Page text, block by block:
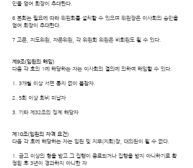
인을 얻어 회장이 추대한다.
6 본회는 필요에 따라 위원회를 설치할 수 있으며 위원장은 이사회의 승인을
얻어 회장이 추대한다.
7 고문, 지도위원, 자문위원, 각 위원회 위원은 비회원도 될 수 있다.
제9조(임원의 해임)
다음 각 호의 1에 해당하는 자는 이사회의 결의에 의하여 해임할 수 있다.
1. 3개월 이상 서면 통지 없이 불참자.
2. 5회 이상 회비 미납자
3. 기타 제32조의 징계 해당자
제10조(임원의 자격 요건)
다음 각 호에 해당하는 자는 임원 및 지부(지회)장, 대의원이 될 수 없다.
1. 금고 이상의 형을 받고 그 집행이 종료되거나 집행을 받지 아니하기로 확
정된 후 3년이 경과하지 아니한 자